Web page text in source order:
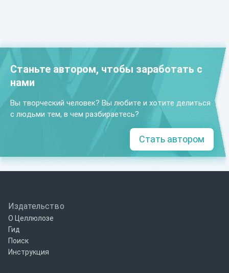
Станьте автором, чтобы заработать с
нами
Вы творческий человек? Вы любите и хотите делиться
с людьми тем, в чем разбираетесь?
Стать автором
Издательство
О Целлюлозе
Гид
Поиск
Инструкция